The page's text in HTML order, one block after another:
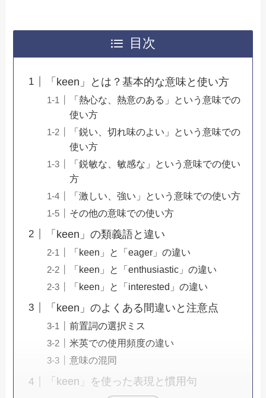
目次
「keen」とは？基本的な意味と使い方
「熱心な、熱意のある」という意味での
使い方
「鋭い、切れ味のよい」という意味での
使い方
「鋭敏な、敏感な」という意味での使い
方
「激しい、強い」という意味での使い方
その他の意味での使い方
「keen」の類義語と違い
「keen」と「eager」の違い
「keen」と「enthusiastic」の違い
「keen」と「interested」の違い
「keen」のよくある間違いと注意点
前置詞の選択ミス
米英での使用頻度の違い
意味の混同
「keen」を使った表現と慣用句